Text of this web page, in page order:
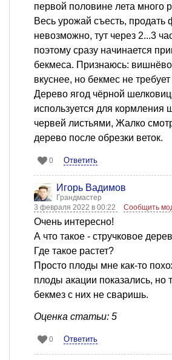
первой половине лета много
Весь урожай съесть, продать
невозможно, тут через 2...3
поэтому сразу начинается
бекмеса. Признаюсь:
вкуснее, но бекмес не
Дерево ягод чёрной
используется для кормления
червей листьями, Жалко
дерево после обрезки веток.
0 Ответить
Игорь Вадимов
Грандмастер
3 февраля 2022 в 00:22
Сообщить
Очень интересно!
А что такое - стручковое
Где такое растет?
Просто плоды мне как-то
плоды акации показались, но
бекмез с них не сваришь.
Оценка статьи: 5
0 Ответить